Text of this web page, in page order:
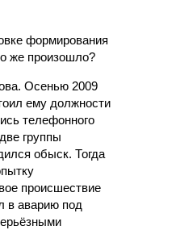
формирования
же произошло?
Осенью 2009
ему должности
телефонного
группы
обыск. Тогда
происшествие
в аварию под